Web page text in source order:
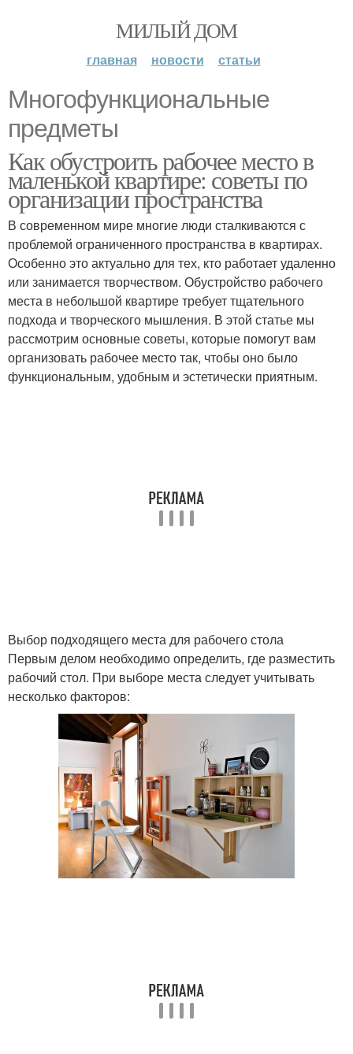
МИЛЫЙ ДОМ
главная новости статьи
Многофункциональные
предметы
Как обустроить рабочее место в
маленькой квартире: советы по
организации пространства
В современном мире многие люди сталкиваются с
проблемой ограниченного пространства в квартирах.
Особенно это актуально для тех, кто работает удаленно
или занимается творчеством. Обустройство рабочего
места в небольшой квартире требует тщательного
подхода и творческого мышления. В этой статье мы
рассмотрим основные советы, которые помогут вам
организовать рабочее место так, чтобы оно было
функциональным, удобным и эстетически приятным.
Выбор подходящего места для рабочего стола
Первым делом необходимо определить, где разместить
рабочий стол. При выборе места следует учитывать
несколько факторов: